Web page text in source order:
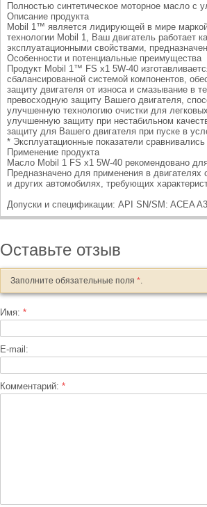
Полностью синтетическое моторное масло с
Описание продукта
Mobil 1™ является лидирующей в мире
технологии Mobil 1, Ваш двигатель работает
эксплуатационными свойствами,
Особенности и потенциальные преимущества
Продукт Mobil 1™ FS x1 5W-40
сбалансированной системой компонентов,
защиту двигателя от износа и смазывание в
превосходную защиту Вашего двигателя,
улучшенную технологию очистки для
улучшенную защиту при нестабильном
защиту для Вашего двигателя при пуске в
* Эксплуатационные показатели
Применение продукта
Масло Mobil 1 FS x1 5W-40 рекомендовано
Предназначено для применения в
и других автомобилях, требующих
Допуски и спецификации: API SN/SM: ACEA
Оставьте отзыв
Заполните обязательные поля *.
Имя: *
E-mail:
Комментарий: *